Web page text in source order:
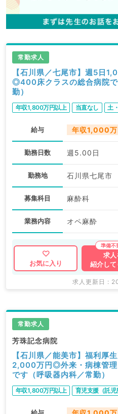
常勤求人
【石川県／七尾市】週5日
◎400床クラスの総合病院で
勤）
年収1,800万円以上 当直なし 土
給与 年収1,000万
勤務日数 週5.00日
勤務地 石川県七尾市
募集科目 麻酔科
業務内容 オペ麻酔
お気に入り
求人
紹介して
求人更新日 :
常勤求人
芳珠記念病院
【石川県／能美市】福利厚
2,000万円◎外来・病棟管理
です（呼吸器内科／常勤）
年収1,800万円以上 育児支援（託児